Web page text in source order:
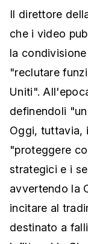
Il direttore
che i video
la
"reclutare
Uniti".
definendoli
Oggi, tuttavia,
"proteggere
strategici e i
avvertendo la
incitare al
destinato a